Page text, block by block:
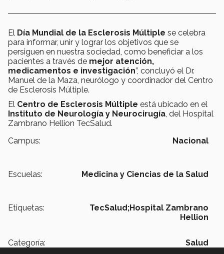
El Día Mundial de la Esclerosis Múltiple se celebra
para informar, unir y lograr los objetivos que se
persiguen en nuestra sociedad, como beneficiar a los
pacientes a través de mejor atención,
medicamentos e investigación”, concluyó el Dr.
Manuel de la Maza, neurólogo y coordinador del Centro
de Esclerosis Múltiple.
El Centro de Esclerosis Múltiple está ubicado en el
Instituto de Neurología y Neurocirugía , del Hospital
Zambrano Hellion TecSalud.
Campus:
Nacional
Escuelas: Medicina y Ciencias de la Salud
Etiquetas:
TecSalud;Hospital Zambrano
Hellion
Categoría: Salud